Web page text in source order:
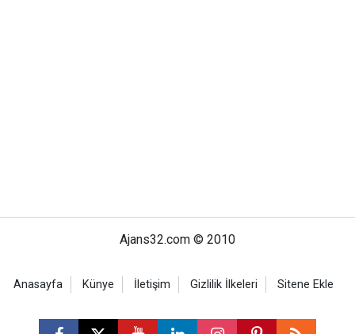
Ajans32.com © 2010
Anasayfa Künye İletişim Gizlilik İlkeleri Sitene Ekle